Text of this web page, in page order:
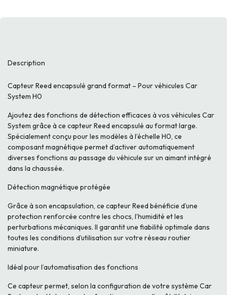
Description
Capteur Reed encapsulé grand format – Pour véhicules Car
System H0
Ajoutez des fonctions de détection efficaces à vos véhicules Car
System grâce à ce capteur Reed encapsulé au format large.
Spécialement conçu pour les modèles à l’échelle H0, ce
composant magnétique permet d’activer automatiquement
diverses fonctions au passage du véhicule sur un aimant intégré
dans la chaussée.
Détection magnétique protégée
Grâce à son encapsulation, ce capteur Reed bénéficie d’une
protection renforcée contre les chocs, l’humidité et les
perturbations mécaniques. Il garantit une fiabilité optimale dans
toutes les conditions d’utilisation sur votre réseau routier
miniature.
Idéal pour l’automatisation des fonctions
Ce capteur permet, selon la configuration de votre système Car